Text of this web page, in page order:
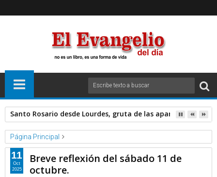
Santo Rosario desde Lourdes, gruta de las apariciones.
Página Principal
Evangelio del dia
Videos
Breve reflexión del sábado 11 de octubre.
Breve reflexión del sábado 11 de
octubre.
11
Oct
2025